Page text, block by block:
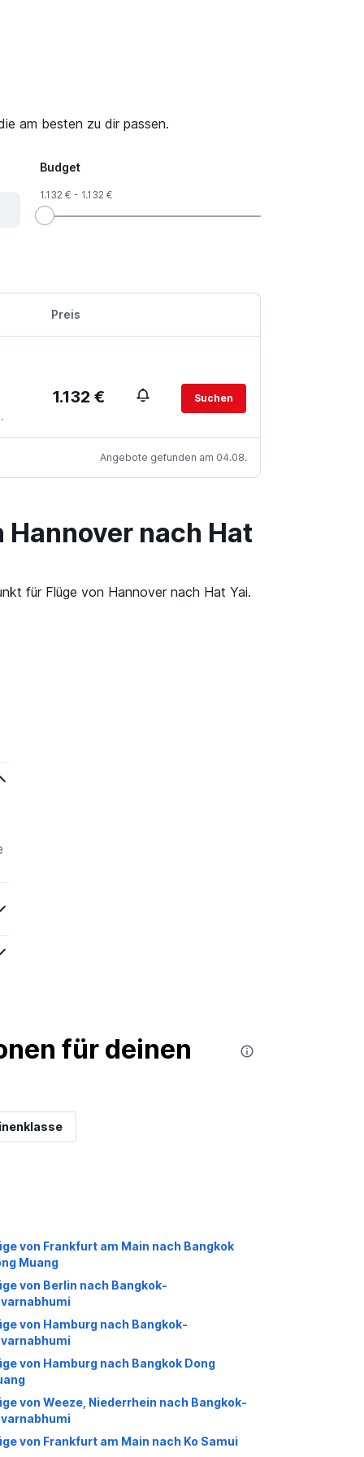
am besten zu dir passen.
Budget
1.132 € - 1.132 €
Preis
1.132 € Suchen
Angebote gefunden am 04.08.
nach Hat
für Flüge von Hannover nach Hat Yai.
für deinen
von Frankfurt am Main nach Bangkok
Muang
von Berlin nach Bangkok-
von Hamburg nach Bangkok-
von Hamburg nach Bangkok Dong
von Weeze, Niederrhein nach Bangkok-
von Frankfurt am Main nach Ko Samui